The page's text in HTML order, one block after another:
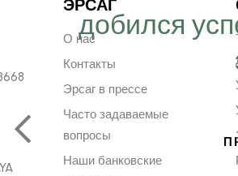
добился
ЭРСАГ
О нас
Контакты
Эрсаг в прессе
Часто задаваемые
вопросы
Наши банковские